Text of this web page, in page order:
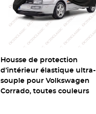
Housse de protection
d’intérieur élastique ultra-
souple pour Volkswagen
Corrado, toutes couleurs